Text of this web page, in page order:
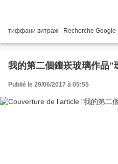
тиффани витраж - Recherche Google
我的第二個鑲崁玻璃作品"
Publié le 29/06/2017 à 05:55